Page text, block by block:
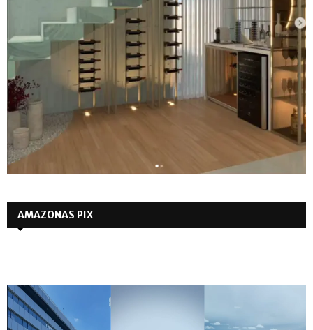
AMAZONAS PIX